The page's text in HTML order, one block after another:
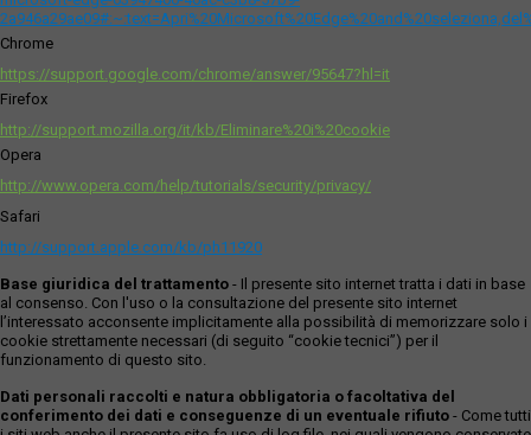
Chrome
https://support.google.com/chrome/answer/95647?hl=it
Firefox
http://support.mozilla.org/it/kb/Eliminare%20i%20cookie
Opera
http://www.opera.com/help/tutorials/security/privacy/
Safari
http://support.apple.com/kb/ph11920
Base giuridica del trattamento - Il presente sito internet tratta i dati in base
al consenso. Con l'uso o la consultazione del presente sito internet
l’interessato acconsente implicitamente alla possibilità di memorizzare solo i
cookie strettamente necessari (di seguito “cookie tecnici”) per il
funzionamento di questo sito.
Dati personali raccolti e natura obbligatoria o facoltativa del
conferimento dei dati e conseguenze di un eventuale rifiuto - Come tutti